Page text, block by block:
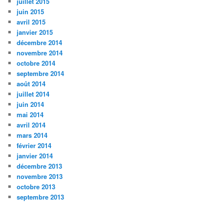
juin 2015
avril 2015
janvier 2015
décembre 2014
novembre 2014
octobre 2014
septembre 2014
août 2014
juillet 2014
juin 2014
mai 2014
avril 2014
mars 2014
février 2014
janvier 2014
décembre 2013
novembre 2013
octobre 2013
septembre 2013